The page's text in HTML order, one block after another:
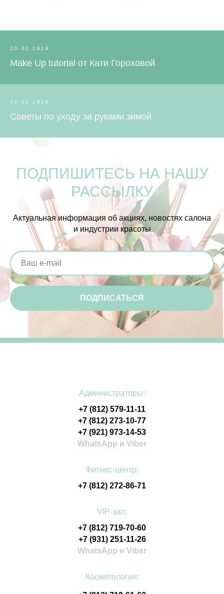
20.02.2018
Make Up tutorial от Кати Гороховой
20.02.2018
Советы по уходу за руками зимой
ПОДПИШИТЕСЬ НА НАШУ
РАССЫЛКУ
Актуальная информация об акциях, новостях салона
и индустрии красоты
ПОДПИСАТЬСЯ
Администраторы:
+7 (812) 579-11-11
+7 (812) 273-10-77
+7 (921) 973-14-53
WhatsApp и Viber
Фитнес-центр:
+7 (812) 272-86-71
VIP-зал:
+7 (812) 719-70-60
+7 (931) 251-11-26
WhatsApp и Viber
Косметология: